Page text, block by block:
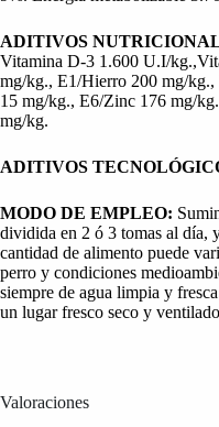
ADITIVOS
Vitamina D-3 1.600 U.I/
mg/kg., E1/Hierro 200 mg/
15 mg/kg., E6/Zinc 176 mg/
mg/kg.
ADITIVOS
MODO DE EMPLEO:
dividida en 2 ó 3 tomas al día,
cantidad de alimento puede
perro y condiciones
siempre de agua limpia y
un lugar fresco seco y
Valoraciones